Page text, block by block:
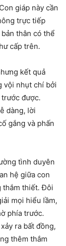
giáp này cần
trực tiếp
thân có thể
cấp trên.
kết quả
vội nhụt chí bởi
được.
dàng, lời
gắng và phấn
tình duyên
hệ giữa con
thắm thiết. Đôi
mọi hiểu lầm,
phía trước.
ra bất đồng,
thêm thắm